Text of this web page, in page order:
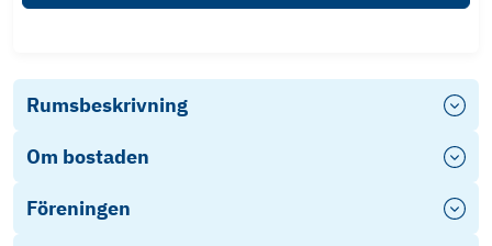
Rumsbeskrivning
Om bostaden
Föreningen